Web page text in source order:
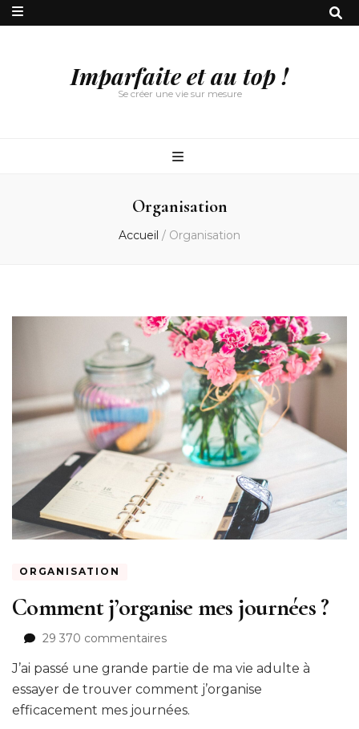
Imparfaite et au top !
Se créer une vie sur mesure
Organisation
Accueil / Organisation
ORGANISATION
Comment j’organise mes journées ?
29 370 commentairessur
j’organise
mes
journées
J’ai passé une grande partie de ma vie adulte à
essayer de trouver comment j’organise
efficacement mes journées.